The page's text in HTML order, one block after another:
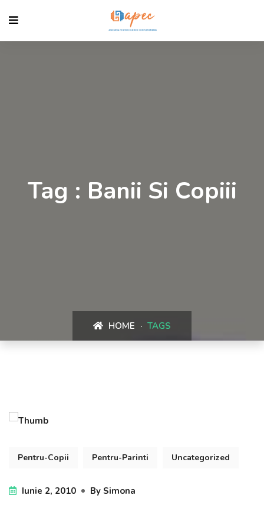
Tag : Banii Si Copiii
HOME TAGS
Pentru-Copii Pentru-Parinti Uncategorized
Iunie 2, 2010 By Simona